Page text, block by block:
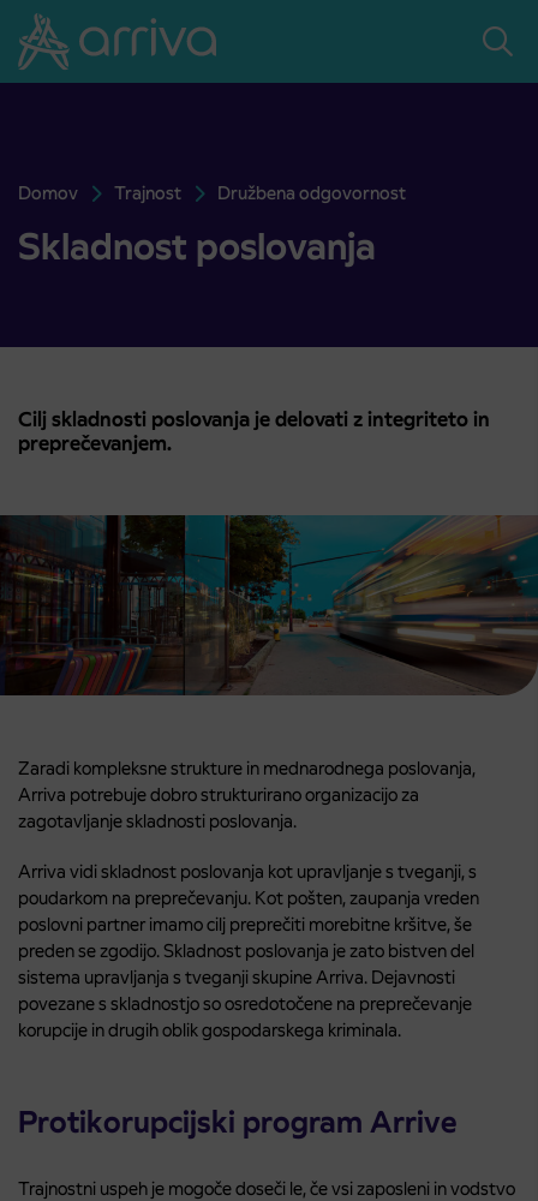
Skoči na vsebino
Domov Trajnost Družbena odgovornost
Skladnost poslovanja
Skladnost poslovanja
Cilj skladnosti poslovanja je delovati z integriteto in
preprečevanjem.
Zaradi kompleksne strukture in mednarodnega poslovanja,
Arriva potrebuje dobro strukturirano organizacijo za
zagotavljanje skladnosti poslovanja.
Arriva vidi skladnost poslovanja kot upravljanje s tveganji, s
poudarkom na preprečevanju. Kot pošten, zaupanja vreden
poslovni partner imamo cilj preprečiti morebitne kršitve, še
preden se zgodijo. Skladnost poslovanja je zato bistven del
sistema upravljanja s tveganji skupine Arriva. Dejavnosti
povezane s skladnostjo so osredotočene na preprečevanje
korupcije in drugih oblik gospodarskega kriminala.
Protikorupcijski program Arrive
Trajnostni uspeh je mogoče doseči le, če vsi zaposleni in vodstvo